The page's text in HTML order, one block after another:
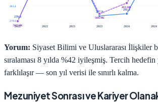
303.4
279.4
2022
2022 2023 2023 2024 2024
279.4
287.9
291.2
567.6K
504.9K
412.6K
Yorum: Siyaset Bilimi ve Uluslararası İlişkiler
sıralaması 8 yılda %42 iyileşmiş. Tercih hedefin
farklılaşır — son yıl verisi ile sınırlı kalma.
Mezuniyet Sonrası ve Kariyer